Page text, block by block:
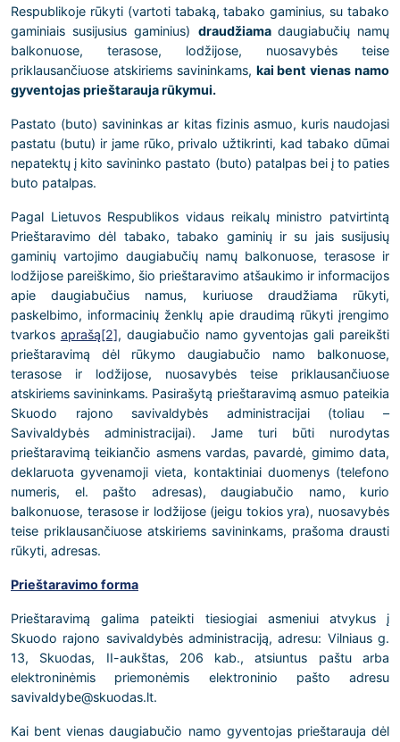
Respublikoje rūkyti (vartoti tabaką, tabako gaminius, su tabako
gaminiais susijusius gaminius) draudžiama daugiabučių namų
balkonuose, terasose, lodžijose, nuosavybės teise
priklausančiuose atskiriems savininkams, kai bent vienas namo
gyventojas prieštarauja rūkymui.
Pastato (buto) savininkas ar kitas fizinis asmuo, kuris naudojasi
pastatu (butu) ir jame rūko, privalo užtikrinti, kad tabako dūmai
nepatektų į kito savininko pastato (buto) patalpas bei į to paties
buto patalpas.
Pagal Lietuvos Respublikos vidaus reikalų ministro patvirtintą
Prieštaravimo dėl tabako, tabako gaminių ir su jais susijusių
gaminių vartojimo daugiabučių namų balkonuose, terasose ir
lodžijose pareiškimo, šio prieštaravimo atšaukimo ir informacijos
apie daugiabučius namus, kuriuose draudžiama rūkyti,
paskelbimo, informacinių ženklų apie draudimą rūkyti įrengimo
tvarkos aprašą[2], daugiabučio namo gyventojas gali pareikšti
prieštaravimą dėl rūkymo daugiabučio namo balkonuose,
terasose ir lodžijose, nuosavybės teise priklausančiuose
atskiriems savininkams. Pasirašytą prieštaravimą asmuo pateikia
Skuodo rajono savivaldybės administracijai (toliau –
Savivaldybės administracijai). Jame turi būti nurodytas
prieštaravimą teikiančio asmens vardas, pavardė, gimimo data,
deklaruota gyvenamoji vieta, kontaktiniai duomenys (telefono
numeris, el. pašto adresas), daugiabučio namo, kurio
balkonuose, terasose ir lodžijose (jeigu tokios yra), nuosavybės
teise priklausančiuose atskiriems savininkams, prašoma drausti
rūkyti, adresas.
Prieštaravimo forma
Prieštaravimą galima pateikti tiesiogiai asmeniui atvykus į
Skuodo rajono savivaldybės administraciją, adresu: Vilniaus g.
13, Skuodas, II-aukštas, 206 kab., atsiuntus paštu arba
elektroninėmis priemonėmis elektroninio pašto adresu
savivaldybe@skuodas.lt.
Kai bent vienas daugiabučio namo gyventojas prieštarauja dėl